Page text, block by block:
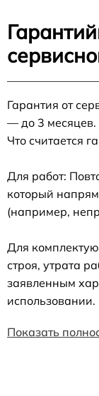
Гарантия от
— до 3 месяцев.
Что считается
Для работ:
который
(например,
Для
строя, утрата
заявленным
использовании.
Показать